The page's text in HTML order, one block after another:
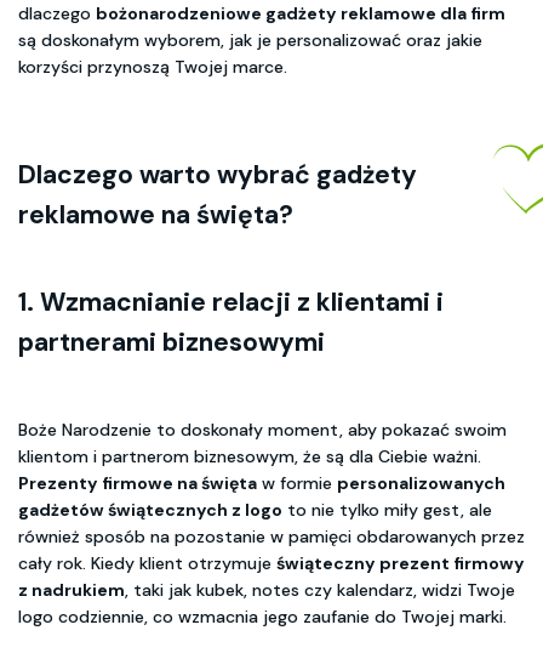
dlaczego bożonarodzeniowe gadżety reklamowe dla firm
są doskonałym wyborem, jak je personalizować oraz jakie
korzyści przynoszą Twojej marce.
Dlaczego warto wybrać gadżety
reklamowe na święta?
1. Wzmacnianie relacji z klientami i
partnerami biznesowymi
Boże Narodzenie to doskonały moment, aby pokazać swoim
klientom i partnerom biznesowym, że są dla Ciebie ważni.
Prezenty firmowe na święta w formie personalizowanych
gadżetów świątecznych z logo to nie tylko miły gest, ale
również sposób na pozostanie w pamięci obdarowanych przez
cały rok. Kiedy klient otrzymuje świąteczny prezent firmowy
z nadrukiem , taki jak kubek, notes czy kalendarz, widzi Twoje
logo codziennie, co wzmacnia jego zaufanie do Twojej marki.